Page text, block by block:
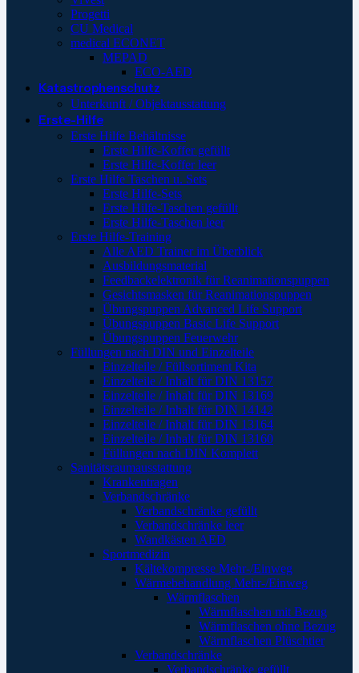
Progetti
CU Medical
medical ECONET
MEPAD
ECO-AED
Katastrophenschutz
Unterkunft / Objektausstattung
Erste-Hilfe
Erste Hilfe Behältnisse
Erste Hilfe-Koffer gefüllt
Erste Hilfe-Koffer leer
Erste Hilfe Taschen u. Sets
Erste Hilfe-Sets
Erste Hilfe-Taschen gefüllt
Erste Hilfe-Taschen leer
Erste Hilfe-Training
Alle AED Trainer im Überblick
Ausbildungsmaterial
Feedbackelektronik für Reanimationspuppen
Gesichtsmasken für Reanimationspuppen
Übungspuppen Advanced Life Support
Übungspuppen Basic Life Support
Übungspuppen Feuerwehr
Füllungen nach DIN und Einzelteile
Einzelteile / Füllsortiment Kita
Einzelteile / Inhalt für DIN 13157
Einzelteile / Inhalt für DIN 13169
Einzelteile / Inhalt für DIN 14142
Einzelteile / Inhalt für DIN 13164
Einzelteile / Inhalt für DIN 13160
Füllungen nach DIN Komplett
Sanitätsraumausstattung
Krankentragen
Verbandschränke
Verbandschränke gefüllt
Verbandschränke leer
Wandkästen AED
Sportmedizin
Kältekompresse Mehr-/Einweg
Wärmebehandlung Mehr-/Einweg
Wärmflaschen
Wärmflaschen mit Bezug
Wärmflaschen ohne Bezug
Wärmflaschen Plüschtier
Verbandschränke
Verbandschränke gefüllt